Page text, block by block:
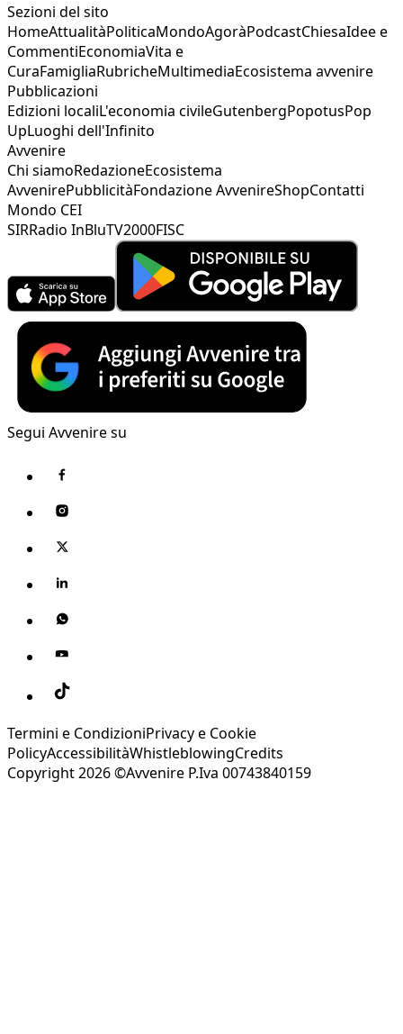
Sezioni del sito
HomeAttualitàPoliticaMondoAgoràPodcastChiesaIdee e
CommentiEconomiaVita e
CuraFamigliaRubricheMultimediaEcosistema avvenire
Pubblicazioni
Edizioni localiL'economia civileGutenbergPopotusPop
UpLuoghi dell'Infinito
Avvenire
Chi siamoRedazioneEcosistema
AvvenirePubblicitàFondazione AvvenireShopContatti
Mondo CEI
SIRRadio InBluTV2000FISC
Segui Avvenire su
Termini e CondizioniPrivacy e Cookie
PolicyAccessibilitàWhistleblowingCredits
Copyright 2026 ©Avvenire P.Iva 00743840159